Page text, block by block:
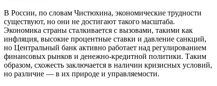
В России, по словам Чистюхина, экономические трудности
существуют, но они не достигают такого масштаба.
Экономика страны сталкивается с вызовами, такими как
инфляция, высокие процентные ставки и давление санкций,
но Центральный банк активно работает над регулированием
финансовых рынков и денежно-кредитной политики. Таким
образом, схожесть заключается в наличии кризисных условий,
но различие — в их природе и управляемости.